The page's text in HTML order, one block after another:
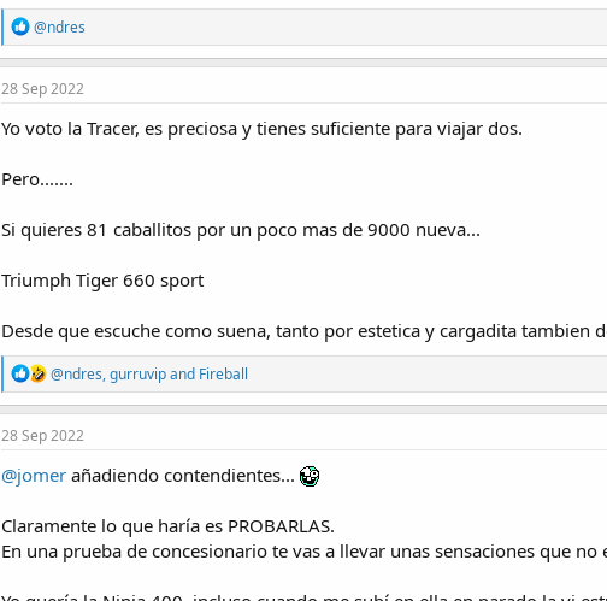
R
e
a
c
i
o
s
@ndres
28 Sep 2022
Yo voto la Tracer, es preciosa y tienes suficiente para viajar dos.
Pero.......
Si quieres 81 caballitos por un poco mas de 9000 nueva...
Triumph Tiger 660 sport
Desde que escuche como suena, tanto por estetica y cargadita tambien
R
e
a
c
i
o
s
:
@ndres,gurruvipand Fireball
28 Sep 2022
@jomer añadiendo contendientes...
Claramente lo que haría es PROBARLAS.
En una prueba de concesionario te vas a llevar unas sensaciones que